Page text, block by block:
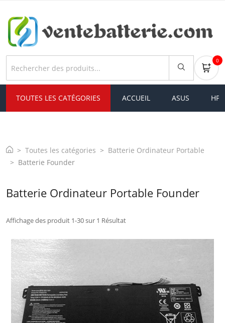
0
TOUTES LES CATÉGORIES ACCUEIL ASUS HP
Toutes les catégories
Batterie Ordinateur Portable
Batterie Founder
Batterie Ordinateur Portable Founder
Affichage des produit 1-30 sur 1 Résultat